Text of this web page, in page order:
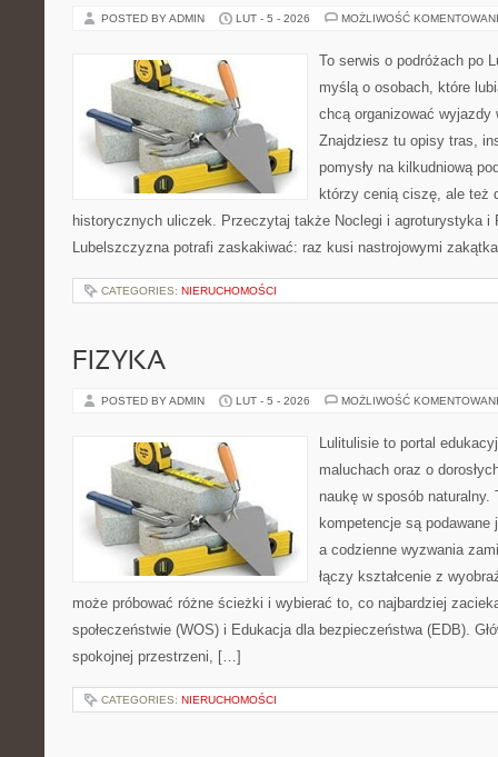
POSTED BY ADMIN LUT - 5 - 2026 MOŻLIWOŚĆ
To serwis o podróżach po
myślą o osobach, które
chcą organizować wyjazdy
Znajdziesz tu opisy tras,
pomysły na kilkudniową
którzy cenią ciszę, ale też
historycznych uliczek. Przeczytaj także Noclegi i agroturystyka i
Lubelszczyzna potrafi zaskakiwać: raz kusi nastrojowymi
CATEGORIES: NIERUCHOMOŚCI
FIZYKA
POSTED BY ADMIN LUT - 5 - 2026 MOŻLIWOŚĆ
Lulitulisie to portal
maluchach oraz o
naukę w sposób
kompetencje są
a codzienne wyzwania
łączy kształcenie z
może próbować różne ścieżki i wybierać to, co najbardziej
społeczeństwie (WOS) i Edukacja dla bezpieczeństwa (EDB).
spokojnej przestrzeni, […]
CATEGORIES: NIERUCHOMOŚCI